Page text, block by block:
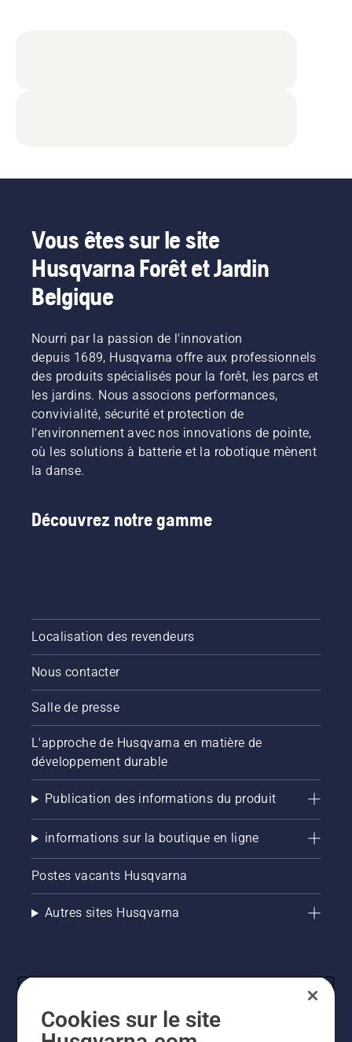
Vous êtes sur le site
Husqvarna Forêt et Jardin
Belgique
Nourri par la passion de l'innovation
depuis 1689, Husqvarna offre aux professionnels
des produits spécialisés pour la forêt, les parcs et
les jardins. Nous associons performances,
convivialité, sécurité et protection de
l'environnement avec nos innovations de pointe,
où les solutions à batterie et la robotique mènent
la danse.
Découvrez notre gamme
Localisation des revendeurs
Nous contacter
Salle de presse
L'approche de Husqvarna en matière de
développement durable
Publication des informations du produit
informations sur la boutique en ligne
Postes vacants Husqvarna
Autres sites Husqvarna
Cookies sur le site